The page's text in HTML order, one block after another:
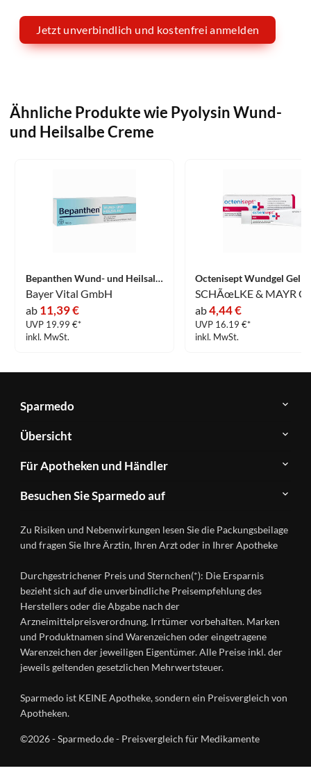
Jetzt unverbindlich und kostenfrei anmelden
Ähnliche Produkte wie Pyolysin Wund-
und Heilsalbe Creme
Bepanthen Wund- und Heilsalbe 100 g
Bayer Vital GmbH
ab 11,39 €
UVP 19.99 €*
inkl. MwSt.
Octenisept Wundgel Gel
SCHÃœLKE & MAYR
ab4,44 €
UVP 16.19 €*
inkl. MwSt.
Sparmedo
Über
Sparmedo
FAQ
Kontakt
Datenschutz
Nutzungsbedingungen
Übersicht
Herstellerverzeichnis
Produkte
A-
Ratgeber
Wirkstoffe
Gesundheitsmagazin
Für Apotheken und Händler
&
Händlerlogin
Besuchen Sie Sparmedo auf
Instagram
Zu Risiken und Nebenwirkungen lesen Sie die Packungsbeilage
und fragen Sie Ihre Ärztin, Ihren Arzt oder in Ihrer Apotheke
Durchgestrichener Preis und Sternchen(*): Die Ersparnis
bezieht sich auf die unverbindliche Preisempfehlung des
Herstellers oder die Abgabe nach der
Arzneimittelpreisverordnung. Irrtümer vorbehalten. Marken
und Produktnamen sind Warenzeichen oder eingetragene
Warenzeichen der jeweiligen Eigentümer. Alle Preise inkl. der
jeweils geltenden gesetzlichen Mehrwertsteuer.
Sparmedo ist KEINE Apotheke, sondern ein Preisvergleich von
Apotheken.
©2026 - Sparmedo.de - Preisvergleich für Medikamente